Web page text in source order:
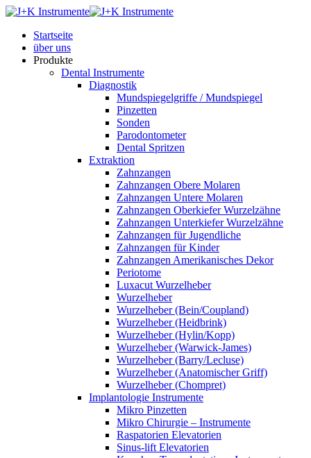
Startseite
über uns
Produkte
Dental Instrumente
Diagnostik
Mundspiegelgriffe / Mundspiegel
Pinzetten
Sonden
Parodontometer
Dental Spritzen
Extraktion
Zahnzangen
Zahnzangen Obere Molaren
Zahnzangen Untere Molaren
Zahnzangen Oberkiefer Wurzelzähne
Zahnzangen Unterkiefer Wurzelzähne
Zahnzangen für Jugendliche
Zahnzangen für Kinder
Zahnzangen Amerikanisches Dekor
Periotome
Luxacut Wurzelheber
Wurzelheber
Wurzelheber (Bein/Coupland)
Wurzelheber (Heidbrink)
Wurzelheber (Hylin/Kopp)
Wurzelheber (Warwick-James)
Wurzelheber (Barry/Lecluse)
Wurzelheber (Anatomischer Griff)
Wurzelheber (Chompret)
Implantologie Instrumente
Mikro Pinzetten
Mikro Chirurgie – Instrumente
Raspatorien Elevatorien
Sinus-lift Elevatorien